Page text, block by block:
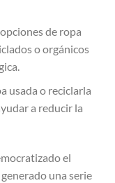
de ropa
o orgánicos
usada o reciclarla
a reducir la
el
una serie